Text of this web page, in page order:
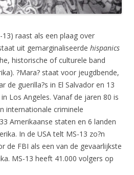
13) raast als een plaag over
uit gemarginaliseerde hispanics
historische of culturele band
?Mara? staat voor jeugdbende,
de guerilla?s in El Salvador en 13
in Los Angeles. Vanaf de jaren 80 is
internationale criminele
Amerikaanse staten en 6 landen
In de USA telt MS-13 zo?n
de FBI als een van de gevaarlijkste
MS-13 heeft 41.000 volgers op